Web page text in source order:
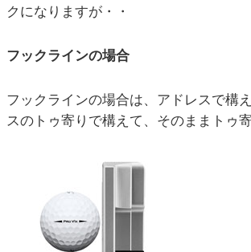
クになりますが・・
フックラインの場合
フックラインの場合は、アドレスで構
スのトゥ寄りで構えて、そのままトゥ